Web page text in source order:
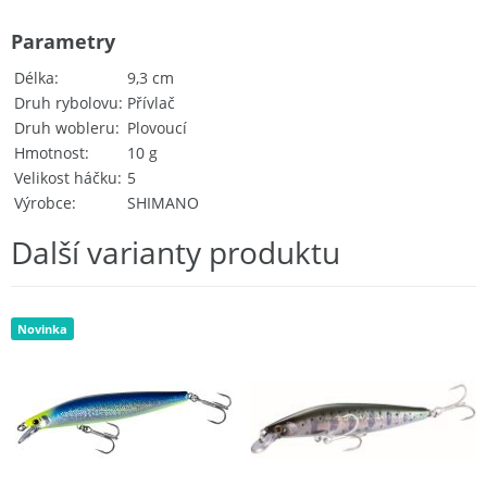
Délka
9,3 cm
Druh rybolovu Přívlač
Druh wobleru
Plovoucí
Hmotnost
10 g
Velikost háčku 5
Výrobce
SHIMANO
Parametry
Další varianty produktu
Novinka